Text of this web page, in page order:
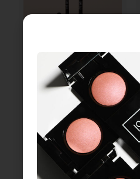
《口部素描三联作》|
1944年巴黎 | 定义与色彩
欧元48,60
ADD TO CART